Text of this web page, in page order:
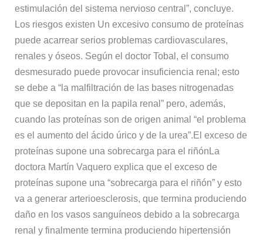
estimulación del sistema nervioso central”, concluye.
Los riesgos existen Un excesivo consumo de proteínas
puede acarrear serios problemas cardiovasculares,
renales y óseos. Según el doctor Tobal, el consumo
desmesurado puede provocar insuficiencia renal; esto
se debe a “la malfiltración de las bases nitrogenadas
que se depositan en la papila renal” pero, además,
cuando las proteínas son de origen animal “el problema
es el aumento del ácido úrico y de la urea”.El exceso de
proteínas supone una sobrecarga para el riñónLa
doctora Martín Vaquero explica que el exceso de
proteínas supone una “sobrecarga para el riñón” y esto
va a generar arterioesclerosis, que termina produciendo
daño en los vasos sanguíneos debido a la sobrecarga
renal y finalmente termina produciendo hipertensión